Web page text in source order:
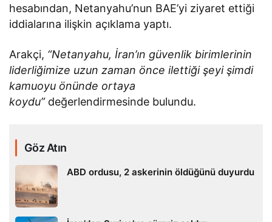
hesabından, Netanyahu’nun BAE’yi ziyaret ettiği
iddialarına ilişkin açıklama yaptı.
Arakçi, “Netanyahu, İran’ın güvenlik birimlerinin
liderliğimize uzun zaman önce ilettiği şeyi şimdi
kamuoyu önünde ortaya
koydu”değerlendirmesinde bulundu.
Göz Atın
ABD ordusu, 2 askerinin öldüğünü duyurdu